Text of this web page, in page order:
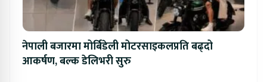
नेपाली बजारमा मोर्बिडेली मोटरसाइकलप्रति बढ्दो
आकर्षण, बल्क डेलिभरी सुरु